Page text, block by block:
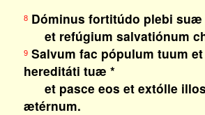
8Dóminus fortitúdo plebi suæ
et refúgium salvatiónum
9Salvum fac pópulum tuum
hereditáti tuæ *
et pasce eos et extólle
ætérnum.